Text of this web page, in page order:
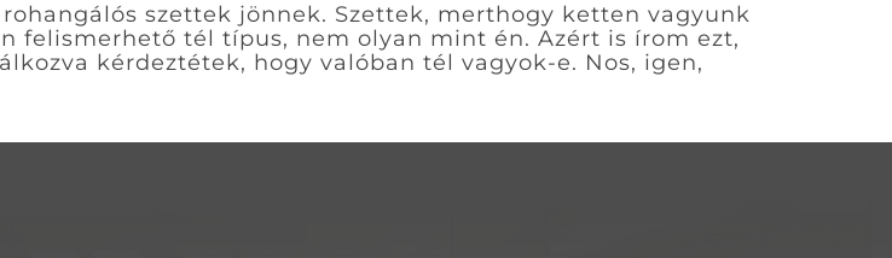
szettek jönnek. Szettek, merthogy ketten vagyunk
felismerhető tél típus, nem olyan mint én. Azért is írom ezt,
kérdeztétek, hogy valóban tél vagyok-e. Nos, igen,